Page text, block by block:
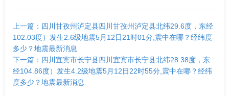
上一篇：四川甘孜州泸定县四川甘孜州泸定县北纬29.6度，东经
102.03度）发生2.6级地震5月12日21时01分,震中在哪？经纬度
多少？地震最新消息
下一篇：四川宜宾市长宁县四川宜宾市长宁县北纬28.38度，东
经104.86度）发生4.2级地震5月12日22时55分,震中在哪？经纬
度多少？地震最新消息